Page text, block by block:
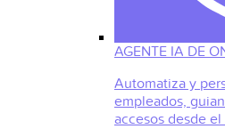
AGENTE IA DE
Automatiza y
empleados,
accesos desde